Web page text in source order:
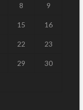
8 9
15 16
22 23
29 30